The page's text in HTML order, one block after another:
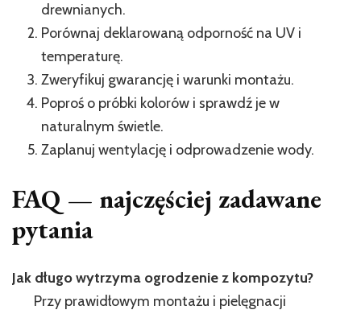
drewnianych.
Porównaj deklarowaną odporność na UV i
temperaturę.
Zweryfikuj gwarancję i warunki montażu.
Poproś o próbki kolorów i sprawdź je w
naturalnym świetle.
Zaplanuj wentylację i odprowadzenie wody.
FAQ — najczęściej zadawane
pytania
Jak długo wytrzyma ogrodzenie z kompozytu?
Przy prawidłowym montażu i pielęgnacji